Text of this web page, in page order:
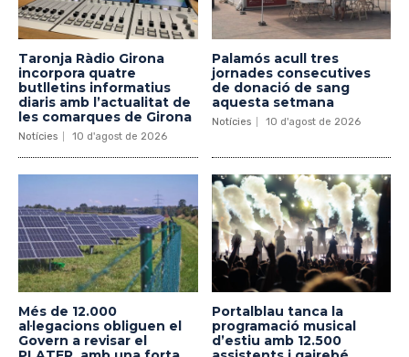
Taronja Ràdio Girona
incorpora quatre
butlletins informatius
diaris amb l’actualitat de
les comarques de Girona
Notícies 10 d'agost de 2026
Palamós acull tres
jornades consecutives
de donació de sang
aquesta setmana
Notícies 10 d'agost de 2026
Més de 12.000
al·legacions obliguen el
Govern a revisar el
Portalblau tanca la
programació musical
d’estiu amb 12.500